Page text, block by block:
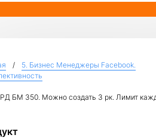
5. Бизнес Менеджеры Facebook.
БМ 350. Можно создать 3 рк. Лимит